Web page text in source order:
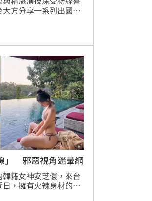
方分享一系列出國旅
衣側躺在池畔，不僅
吃冰淇淋。
」 邪惡視角迷暈網
籍女神安芝儇，來台
，擁有火辣身材的